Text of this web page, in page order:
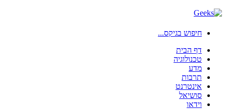
חיפוש בגיקס...
דף הבית
טכנולוגיה
מדע
תרבות
אינטרנט
סושיאל
וידאו